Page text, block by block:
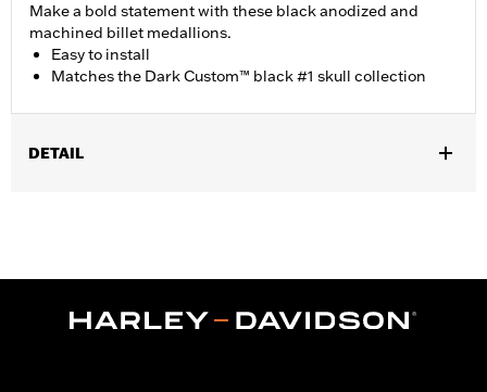
Make a bold statement with these black anodized and
machined billet medallions.
Easy to install
Matches the Dark Custom™ black #1 skull collection
DETAIL
Side of Bike:Right
Material:
Billet Aluminum